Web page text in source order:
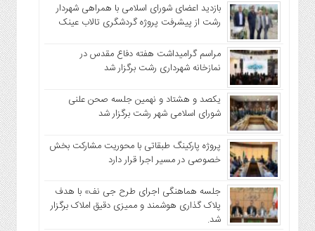
بازدید اعضای شورای اسلامی با همراهی شهردار
رشت از پیشرفت پروژه گردشگری تالاب عینک
مراسم گرامیداشت هفته دفاع مقدس در
نمازخانه شهرداری رشت برگزار شد
یکصد و هشتاد و نهمین جلسه صحن علنی
شورای اسلامی شهر رشت برگزار شد
پروژه پارکینگ طبقاتی با محوریت مشارکت بخش
خصوصی در مسیر اجرا قرار دارد
جلسه هماهنگی اجرای طرح جی نف» با هدف
پلاک گذاری هوشمند و ممیزی دقیق املاک برگزار
شد.